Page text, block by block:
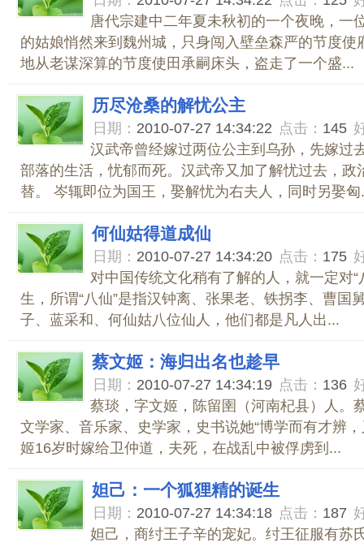
唐代宗建中二年夏未秋初的一个夜晚，一
的姑娘悄然来到魏州城，只身闯入壁垒森严的节度使
地从老谋深算的节度使田承嗣床头，盗走了一个盛...
历尽沧桑的解忧公主
日期： 2010-07-27 14:34:22 点击： 145
汉武帝曾经嫁过两位公主到乌孙，先嫁过
部落的生活，忧郁而死。汉武帝又加了解忧过去，政
替。 岑辄即位为国王，娶解忧为右夫人，同时另娶匈
何仙姑得道成仙
日期： 2010-07-27 14:34:20 点击： 175
对中国传统文化稍有了解的人，就一定对“
生，所谓“八仙”是指汉钟离、张果老、铁拐李、曹国
子、蓝采和、何仙姑八位仙人，他们都是凡人出...
蔡文姬：海归出名也趁早
日期： 2010-07-27 14:34:19 点击： 136
蔡琰，字文姬，陈留圉（河南杞县）人。
文学家、音乐家、史学家，史书说她“博学而有才辨
姬16岁时嫁给卫仲道，夫死，在战乱中被俘虏到...
妲己：一个狐狸精的诞生
日期： 2010-07-27 14:34:18 点击： 187
妲己，商纣王子辛的宠妃。纣王征服有苏